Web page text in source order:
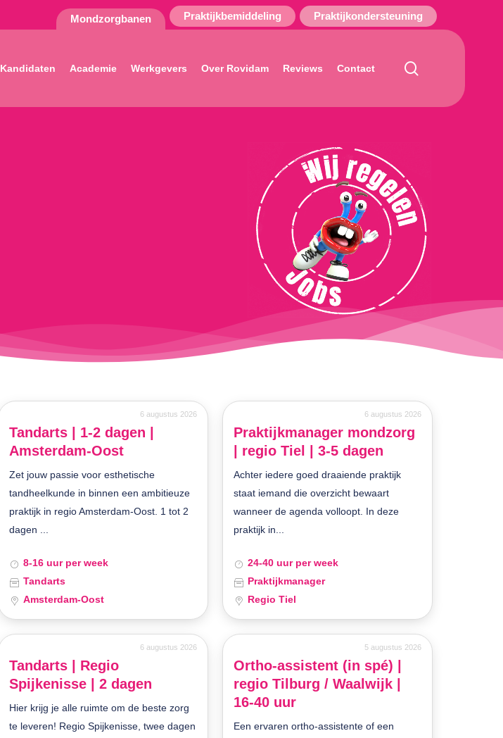
Mondzorgbanen Praktijkbemiddeling Praktijkondersteuning
Kandidaten Academie Werkgevers Over Rovidam Reviews Contact
6 augustus 2026
Tandarts | 1-2 dagen |
Amsterdam-Oost
Zet jouw passie voor esthetische
tandheelkunde in binnen een ambitieuze
praktijk in regio Amsterdam-Oost. 1 tot 2
dagen ...
8-16 uur per week
Tandarts
Amsterdam-Oost
6 augustus 2026
Praktijkmanager mondzorg
| regio Tiel | 3-5 dagen
Achter iedere goed draaiende praktijk
staat iemand die overzicht bewaart
wanneer de agenda volloopt. In deze
praktijk in...
24-40 uur per week
Praktijkmanager
Regio Tiel
6 augustus 2026
Tandarts | Regio
Spijkenisse | 2 dagen
Hier krijg je alle ruimte om de beste zorg
te leveren! Regio Spijkenisse, twee dagen
5 augustus 2026
Ortho-assistent (in spé) |
regio Tilburg / Waalwijk |
16-40 uur
Een ervaren ortho-assistente of een